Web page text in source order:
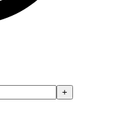
+